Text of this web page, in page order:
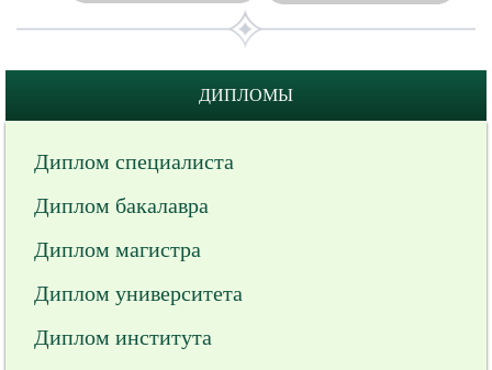
ДИПЛОМЫ
Диплом специалиста
Диплом бакалавра
Диплом магистра
Диплом университета
Диплом института